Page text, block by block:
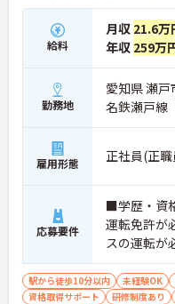
給料
月収 21.6万
年収 259万
勤務地
愛知県 瀬
名鉄瀬戸線
雇用形態 正社員(正
応募要件
■学歴・資
運転免許が
スの運転が
駅から徒歩10分以内 未経験OK
資格取得サポート
研修制度あり